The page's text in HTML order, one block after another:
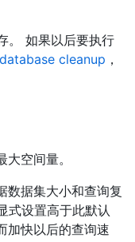
。 如果以后要执行
cleanup ，
空间量。
数据集大小和查询复
式设置高于此默认
加快以后的查询速